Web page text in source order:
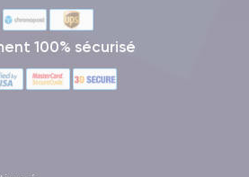
100% sécurisé